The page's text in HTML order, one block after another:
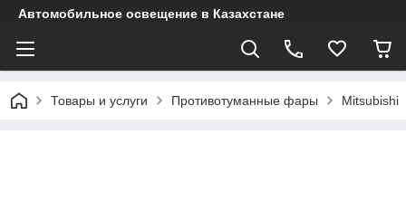
Автомобильное освещение в Казахстане
Товары и услуги Противотуманные фары Mitsubishi